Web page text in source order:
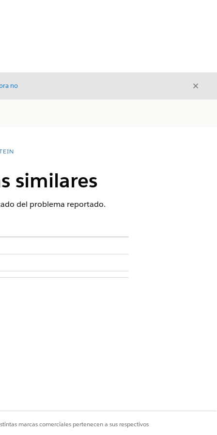
no Cerrar
similares
del problema reportado.
Cloud
marcas comerciales pertenecen a sus respectivos